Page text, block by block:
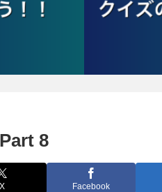
8
X Facebook